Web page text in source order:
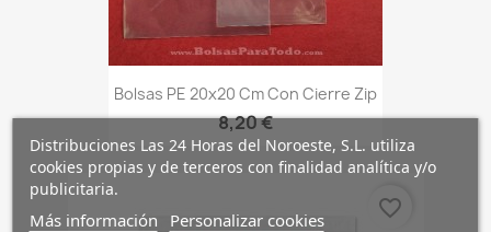
Bolsas PE 20x20 Cm Con Cierre Zip
8,20 €
favorite_border
Distribuciones Las 24 Horas del Noroeste, S.L. utiliza
cookies propias y de terceros con finalidad analítica y/o
publicitaria.
Más información Personalizar cookies